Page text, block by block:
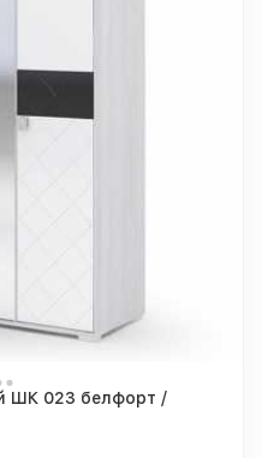
ШК 023 белфорт /